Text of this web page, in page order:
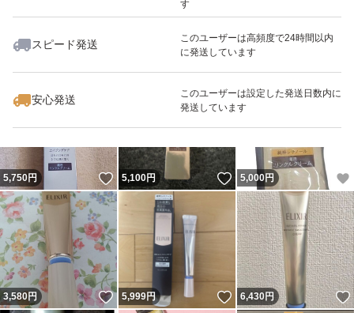
す
スピード発送
このユーザーは高頻度で24時間以内
に発送しています
安心発送
このユーザーは設定した発送日数内に
発送しています
いいね！
1,890
5,750円 いいね！
5,100円 いいね！
5,000円
3,580円 いいね！
5,999円 いいね！
6,430円